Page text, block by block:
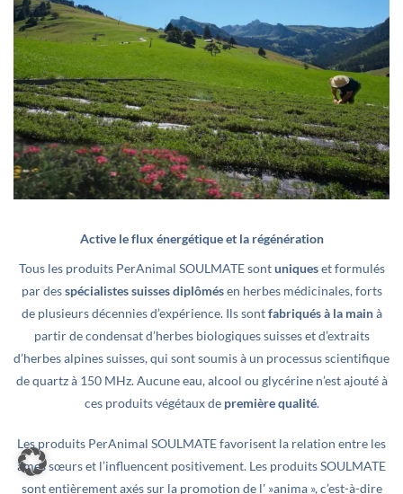
Active le flux énergétique et la régénération
Tous les produits PerAnimal SOULMATE sontuniqueset formulés
par desspécialistes suisses diplômésen herbes médicinales, forts
de plusieurs décennies d’expérience. Ils sontfabriqués à la mainà
partir de condensat d’herbes biologiques suisses et d’extraits
d’herbes alpines suisses, qui sont soumis à un processus scientifique
de quartz à 150 MHz. Aucune eau, alcool ou glycérine n’est ajouté à
ces produits végétaux de première qualité.
Les produits PerAnimal SOULMATE favorisent la relation entre les
âmes sœurs et l’influencent positivement. Les produits SOULMATE
sont entièrement axés sur la promotion de l' »anima », c’est-à-dire